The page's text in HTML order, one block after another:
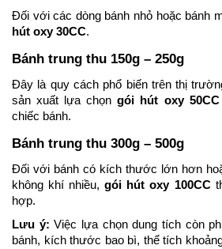
Đối với các dòng bánh nhỏ hoặc bánh
hút oxy 30CC.
Bánh trung thu 150g – 250g
Đây là quy cách phổ biến trên thị
sản xuất lựa chọngói hút oxy 50CC
chiếc bánh.
Bánh trung thu 300g – 500g
Đối với bánh có kích thước lớn hơn
không khí nhiều,gói hút oxy 100CC
hợp.
Lưu ý: Việc lựa chọn dung tích còn
bánh, kích thước bao bì, thể tích